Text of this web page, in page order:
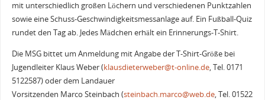
mit unterschiedlich großen Löchern und verschiedenen Punktzahlen
sowie eine Schuss-Geschwindigkeitsmessanlage auf. Ein Fußball-Quiz
rundet den Tag ab. Jedes Mädchen erhält ein Erinnerungs-T-Shirt.
Die MSG bittet um Anmeldung mit Angabe der T-Shirt-Größe bei
Jugendleiter Klaus Weber (klausdieterweber@t-online.de, Tel. 0171
5122587) oder dem Landauer
Vorsitzenden Marco Steinbach (steinbach.marco@web.de, Tel. 01522